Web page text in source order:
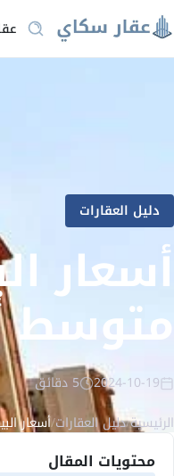
دليل العقارات
أسعار
متوسط
2024-10-19 5 دقائق
الرئيسية/دليل العقارات/أسعار
محتويات المقال